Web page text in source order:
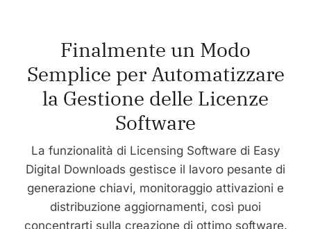
Finalmente un Modo
Semplice per Automatizzare
la Gestione delle Licenze
Software
La funzionalità di Licensing Software di Easy
Digital Downloads gestisce il lavoro pesante di
generazione chiavi, monitoraggio attivazioni e
distribuzione aggiornamenti, così puoi
concentrarti sulla creazione di ottimo software.